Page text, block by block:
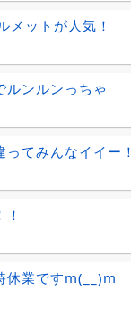
メットが人気！
ルンルンっちゃ
ってみんなイイー！
休業ですm(__)m